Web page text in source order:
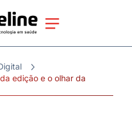
edição e o olhar da